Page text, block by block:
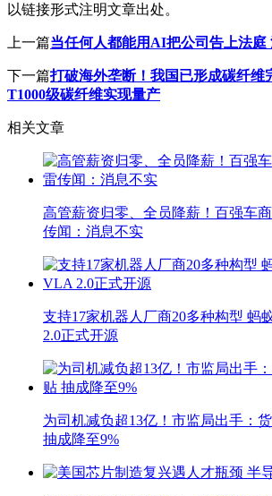
以链接形式注明文章出处。
上一篇当任何人都能用AI把公司告上法庭
下一篇打破海外垄断！我国已形成碳纤维
T1000级碳纤维实现量产
相关文章
高管薪资归零、全员降薪！百强车
传闻：消息不实
支持17家机器人厂商20多种构型 蚂
2.0正式开源
为司机减负超13亿！市监局出手：
抽成降至9%